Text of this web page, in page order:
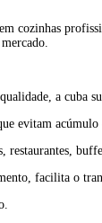
cozinhas
a cuba
evitam
facilita o